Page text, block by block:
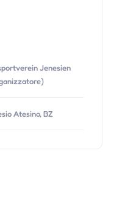
Jenesien
Atesino, BZ